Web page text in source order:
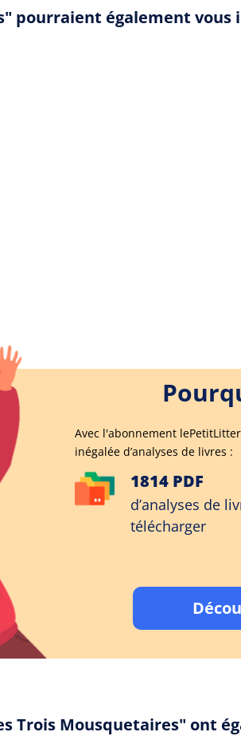
pourraient également vous
Avec l'abonnement
inégalée d’analyses de livres :
1814 PDF
d’analyses de
télécharger
Trois Mousquetaires" ont